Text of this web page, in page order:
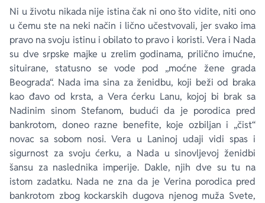
Ni u životu nikada nije istina čak ni ono što vidite, niti ono
u čemu ste na neki način i lično učestvovali, jer svako ima
pravo na svoju istinu i obilato to pravo i koristi. Vera i Nada
su dve srpske majke u zrelim godinama, prilično imućne,
situirane, statusno se vode pod „moćne žene grada
Beograda“. Nada ima sina za ženidbu, koji beži od braka
kao đavo od krsta, a Vera ćerku Lanu, kojoj bi brak sa
Nadinim sinom Stefanom, budući da je porodica pred
bankrotom, doneo razne benefite, koje ozbiljan i „čist“
novac sa sobom nosi. Vera u Laninoj udaji vidi spas i
sigurnost za svoju ćerku, a Nada u sinovljevoj ženidbi
šansu za naslednika imperije. Dakle, njih dve su tu na
istom zadatku. Nada ne zna da je Verina porodica pred
bankrotom zbog kockarskih dugova njenog muža Svete,